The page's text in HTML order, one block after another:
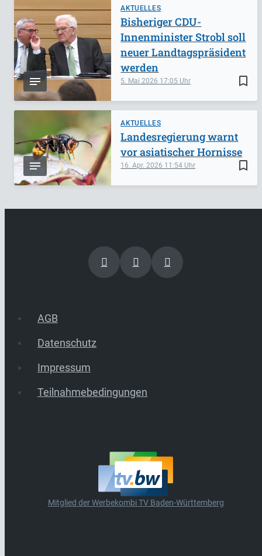
AKTUELLES
bookmark_border
5. Mai 2026 17:05
Bisheriger CDU-
Innenminister Strobl soll
neuer Landtagspräsident
werden
AKTUELLES
bookmark_border
16. Apr. 2026 11:54
Landesregierung warnt
vor asiatischer Hornisse
AGB
Datenschutz
Impressum
Teilnahmebedingungen
Mitglied der Werbekombi TV Baden-Württemberg